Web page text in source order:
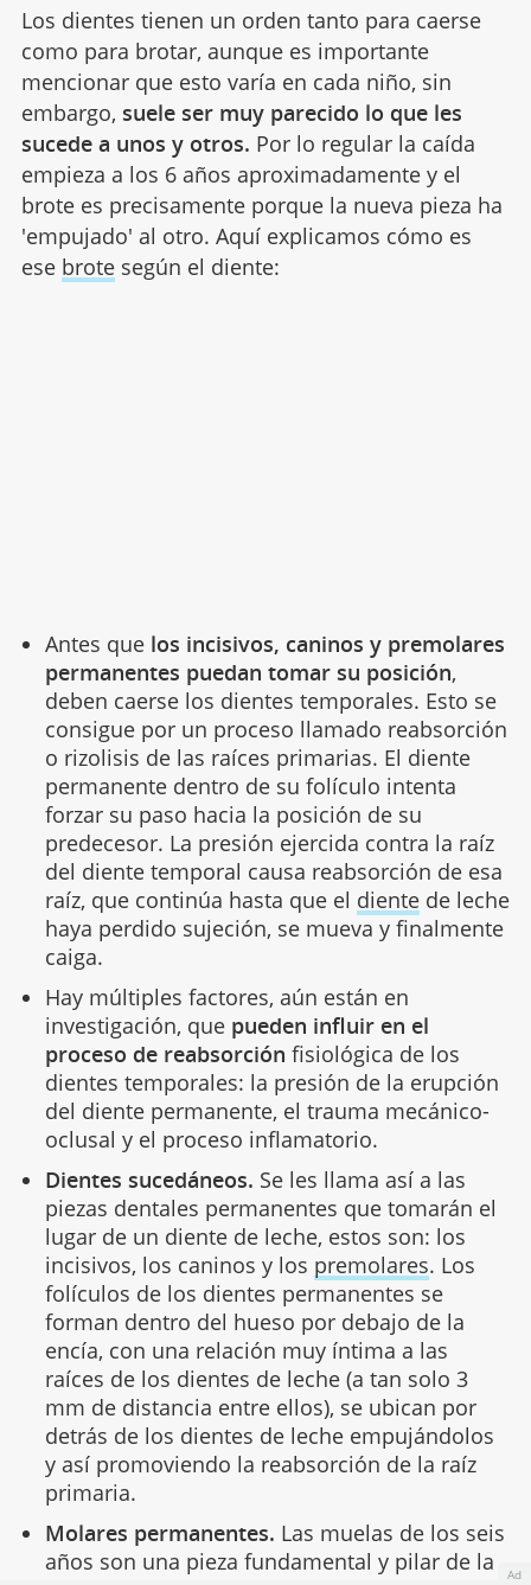
Los dientes tienen un orden tanto para caerse
como para brotar, aunque es importante
mencionar que esto varía en cada niño, sin
embargo, suele ser muy parecido lo que les
sucede a unos y otros. Por lo regular la caída
empieza a los 6 años aproximadamente y el
brote es precisamente porque la nueva pieza ha
'empujado' al otro. Aquí explicamos cómo es
ese brotesegún el diente:
Antes que los incisivos, caninos y premolares
permanentes puedan tomar su posición,
deben caerse los dientes temporales. Esto se
consigue por un proceso llamado reabsorción
o rizolisis de las raíces primarias. El diente
permanente dentro de su folículo intenta
forzar su paso hacia la posición de su
predecesor. La presión ejercida contra la raíz
del diente temporal causa reabsorción de esa
raíz, que continúa hasta que el dientede leche
haya perdido sujeción, se mueva y finalmente
caiga.
Hay múltiples factores, aún están en
investigación, que pueden influir en el
proceso de reabsorción fisiológica de los
dientes temporales: la presión de la erupción
del diente permanente, el trauma mecánico-
oclusal y el proceso inflamatorio.
Dientes sucedáneos. Se les llama así a las
piezas dentales permanentes que tomarán el
lugar de un diente de leche, estos son: los
incisivos, los caninos y los premolares. Los
folículos de los dientes permanentes se
forman dentro del hueso por debajo de la
encía, con una relación muy íntima a las
raíces de los dientes de leche (a tan solo 3
mm de distancia entre ellos), se ubican por
detrás de los dientes de leche empujándolos
y así promoviendo la reabsorción de la raíz
primaria.
Molares permanentes. Las muelas de los seis
años son una pieza fundamental y pilar de la
Ad